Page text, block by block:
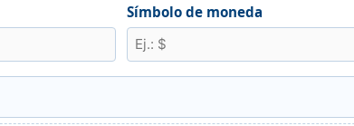
Símbolo de moneda